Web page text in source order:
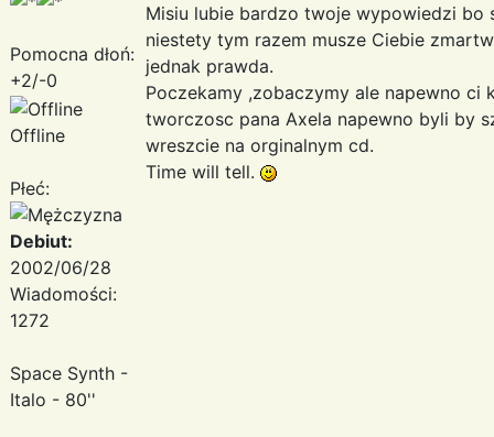
Pomocna dłoń:
+2/-0
Offline
Płeć:
Debiut:
2002/06/28
Wiadomości:
1272
Space Synth -
Italo - 80''
Misiu lubie bardzo twoje wypowiedzi
niestety tym razem musze Ciebie
jednak prawda.
Poczekamy ,zobaczymy ale napewno
tworczosc pana Axela napewno byli by
wreszcie na orginalnym cd.
Time will tell.